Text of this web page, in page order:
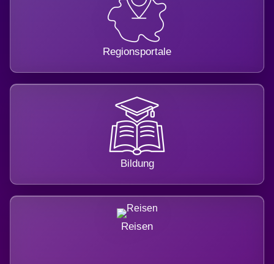
Regionsportale
Bildung
Reisen